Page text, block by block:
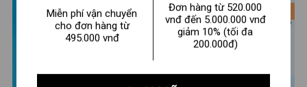
- 28%
Miễn phí vận chuyển
cho đơn hàng từ
495.000 vnđ
Đơn hàng từ 520.000
vnđ đến 5.000.000 vnđ
giảm 10% (tối đa
200.000đ)